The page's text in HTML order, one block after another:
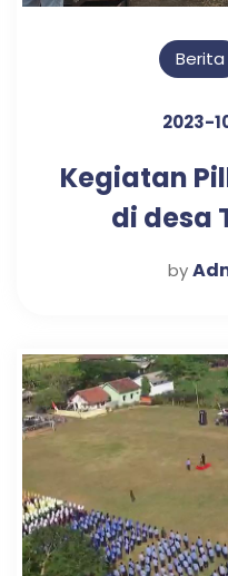
Berita
2023-
Kegiatan
di desa
by